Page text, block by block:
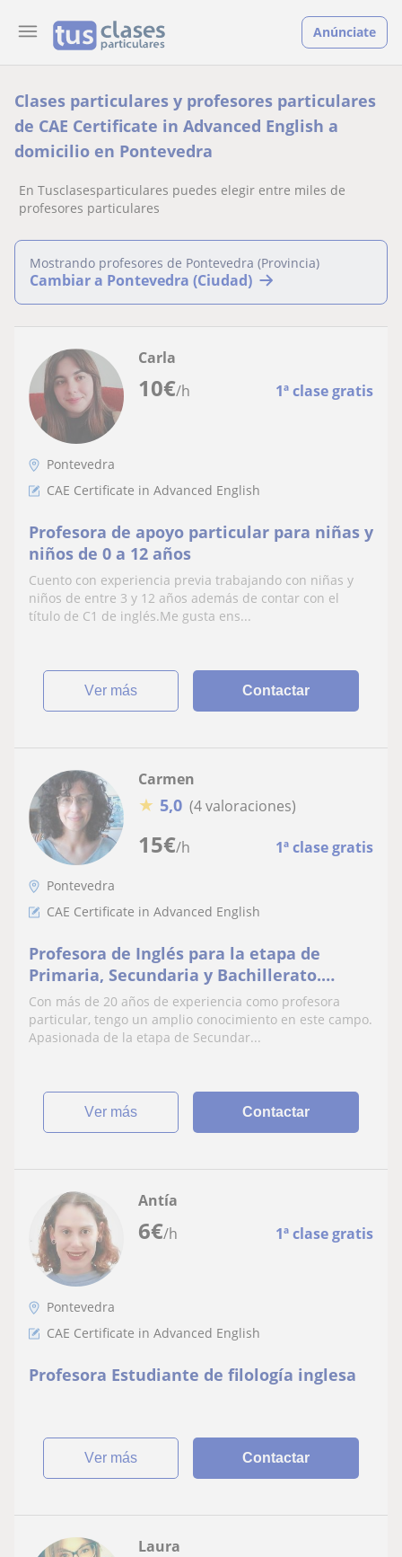
Anúnciate
Clases particulares y profesores particulares
de CAE Certificate in Advanced English a
domicilio en Pontevedra
En Tusclasesparticulares puedes elegir entre miles de
profesores particulares
Mostrando profesores de Pontevedra (Provincia)
Cambiar a Pontevedra (Ciudad)
10€/h 1ª clase gratis
Carla
Pontevedra
CAE Certificate in Advanced English
Profesora de apoyo particular para niñas y
niños de 0 a 12 años
Cuento con experiencia previa trabajando con niñas y
niños de entre 3 y 12 años además de contar con el
título de C1 de inglés.Me gusta ens...
ver más Contactar
15€/h 1ª clase gratis
Carmen
★ 5,0 (4 valoraciones)
Pontevedra
CAE Certificate in Advanced English
Profesora de Inglés para la etapa de
Primaria, Secundaria y Bachillerato.
Preparo para exámenes de certificacion.
También Online
Con más de 20 años de experiencia como profesora
particular, tengo un amplio conocimiento en este campo.
Apasionada de la etapa de Secundar...
ver más Contactar
6€/h 1ª clase gratis
Antía
Pontevedra
CAE Certificate in Advanced English
Profesora Estudiante de filología inglesa
ver más Contactar
Laura